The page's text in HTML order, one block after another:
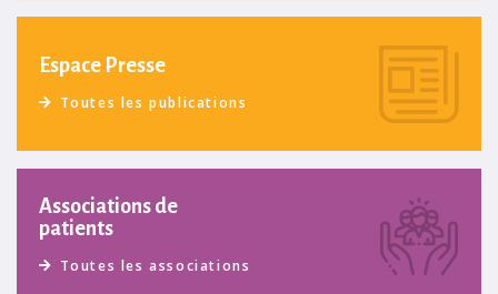
Espace Presse
Toutes les publications
Associations de
patients
Toutes les associations